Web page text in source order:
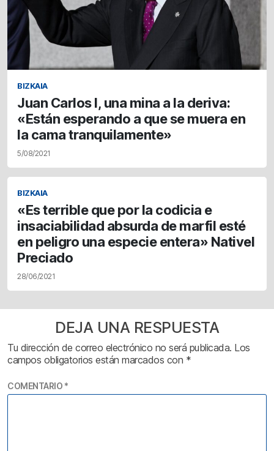
BIZKAIA
Juan Carlos I, una mina a la deriva:
«Están esperando a que se muera en
la cama tranquilamente»
5/08/2021
BIZKAIA
«Es terrible que por la codicia e
insaciabilidad absurda de marfil esté
en peligro una especie entera» Nativel
Preciado
28/06/2021
DEJA UNA RESPUESTA
Tu dirección de correo electrónico no será publicada. Los
campos obligatorios están marcados con *
COMENTARIO *